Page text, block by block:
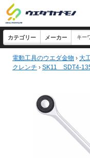
電動工具のウエダ金物 › 大
クレンチ › SK11 SDT4-